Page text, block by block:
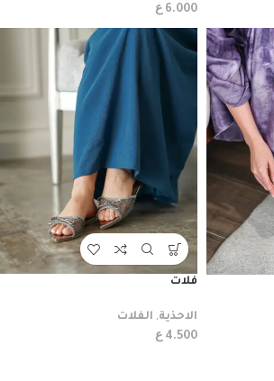
6.000 ع
فلات
الاحذية, الفلات
4.500 ع